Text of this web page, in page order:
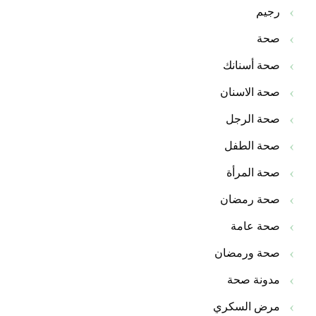
رجيم
صحة
صحة أسنانك
صحة الاسنان
صحة الرجل
صحة الطفل
صحة المرأة
صحة رمضان
صحة عامة
صحة ورمضان
مدونة صحة
مرض السكري